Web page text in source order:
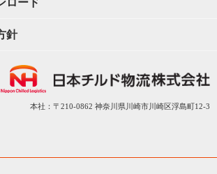
ロード
針
本社：〒210-0862 神奈川県川崎市川崎区浮島町12-3